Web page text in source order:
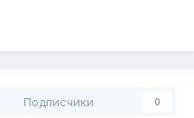
Подписчики 0